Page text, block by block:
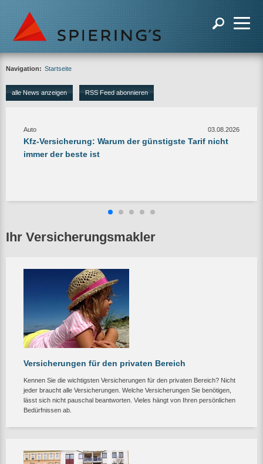
Navigation: Startseite
alle News anzeigen RSS Feed abonnieren
03.08.2026
Auto
Kfz-Versicherung: Warum der günstigste Tarif nicht
immer der beste ist
Ihr Versicherungsmakler
Versicherungen für den privaten Bereich
Kennen Sie die wichtigsten Versicherungen für den privaten Bereich? Nicht
jeder braucht alle Versicherungen. Welche Versicherungen Sie benötigen,
lässt sich nicht pauschal beantworten. Vieles hängt von Ihren persönlichen
Bedürfnissen ab.